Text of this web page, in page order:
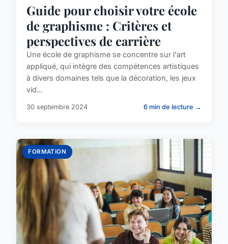
Guide pour choisir votre école
de graphisme : Critères et
perspectives de carrière
Une école de graphisme se concentre sur l'art
appliqué, qui intègre des compétences artistiques
à divers domaines tels que la décoration, les jeux
vid...
30 septembre 2024 6 min de lecture →
FORMATION